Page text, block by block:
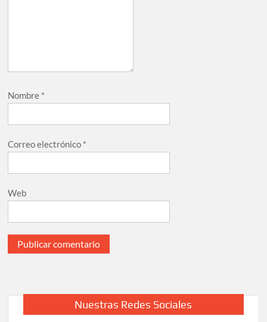
Nombre *
Correo electrónico *
Web
Nuestras Redes Sociales